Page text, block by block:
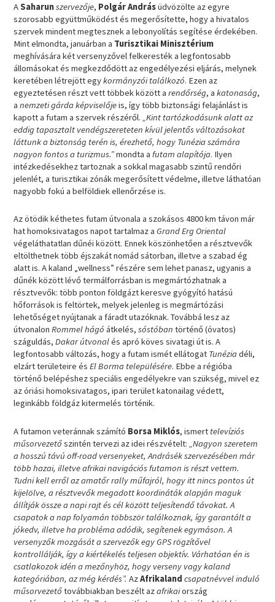
ASaharunszervezője, Polgár Andrásüdvözölte az egyre
szorosabb együttműködést és megerősítette, hogy a hivatalos
szervek mindent megtesznek a lebonyolítás segítése érdekében.
Mint elmondta, januárban a Turisztikai Minisztérium
meghívására két versenyzővel felkeresték a legfontosabb
állomásokat és megkezdődött az engedélyezési eljárás, melynek
keretében létrejött egykormányzói találkozó. Ezen az
egyeztetésen részt vett többek között arendőrség, akatonaság,
anemzeti gárda képviselőjeis, így több biztonsági felajánlást is
kapott a futam a szervek részéről.„Kint tartózkodásunk alatt az
eddig tapasztalt vendégszereteten kívül jelentős változásokat
láttunk a biztonság terén is, érezhető, hogy Tunézia számára
nagyon fontos a turizmus.”mondta afutam alapítója. Ilyen
intézkedésekhez tartoznak a sokkal magasabb szintű rendőri
jelenlét, a turisztikai zónák megerősített védelme, illetve láthatóan
nagyobb fokú a belföldiek ellenőrzése is.
Az ötödik kéthetes futam útvonala a szokásos 4800 km távon már
hat homoksivatagos napot tartalmaz aGrand Erg Oriental
végeláthatatlan dűnéi között. Ennek köszönhetően a résztvevők
eltölthetnek több éjszakát nomád sátorban, illetve a szabad ég
alatt is. A kaland „wellness” részére sem lehet panasz, ugyanis a
dűnék között lévő termálforrásban is megmártózhatnak a
résztvevők: több ponton földgázt keresve gyógyító hatású
hőforrások is feltörtek, melyek jelenleg is megmártózási
lehetőséget nyújtanak a fáradt utazóknak. Továbbá lesz az
útvonalonRommel hágó átkelés,sóstóban történő (óvatos)
száguldás,Dakar útvonalés apró köves sivatagi út is. A
legfontosabb változás, hogy a futam ismét ellátogat Tunéziadéli,
elzárt területeire ésEl Borma településére. Ebbe a régióba
történő belépéshez speciális engedélyekre van szükség, mivel ez
az óriási homoksivatagos, ipari terület katonailag védett,
leginkább földgáz kitermelés történik.
A futamon veteránnak számító Borsa Miklós, ismert televíziós
műsorvezetőszintén tervezi az idei részvételt:„Nagyon szeretem
a hosszú távú off-road versenyeket, Andrásék szervezésében már
több hazai, illetve afrikai navigációs futamon is részt vettem.
Tudni kell erről az amatőr rally műfajról, hogy itt nincs pontos út
kijelölve, a résztvevők megadott koordináták alapján maguk
állítják össze a napi rajt és cél között teljesítendő távokat. A
csapatok a nap folyamán többször találkoznak, így garantált a
jókedv, illetve ha probléma adódik, segítenek egymáson. A
versenyzők mozgását a szervezők egy GPS rögzítővel
kontrollálják, így a kiértékelés teljesen objektív. Várhatóan én is
csatlakozok idén a mezőnyhöz, hogy verseny vagy kaland
kategóriában, az még kérdés”. AzAfrikaland csapatnévvel induló
műsorvezetőtovábbiakban beszélt azafrikaiország